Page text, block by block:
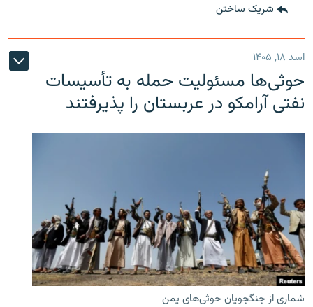
شریک ساختن
اسد ۱۸, ۱۴۰۵
حوثی‌ها مسئولیت حمله به تأسیسات
نفتی آرامکو در عربستان را پذیرفتند
شماری از جنگجویان حوثی‌های یمن